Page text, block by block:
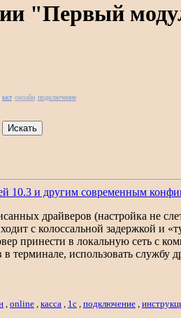
"Первый
ккт онлайн подключение
10.3 и другим современным
драйверов (настройка не
с колоссальной задержкой и
принести в локальную сеть с
в терминале, использовать
online касса 1с подключение